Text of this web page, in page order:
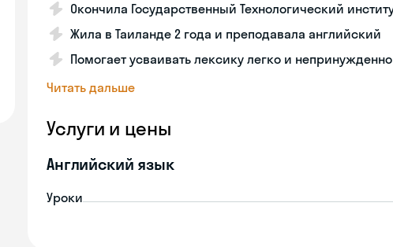
Окончила Государственный Технологический
Жила в Таиланде 2 года и преподавала английский
Помогает усваивать лексику легко и непринужденно
Читать дальше
Услуги и цены
Английский язык
Уроки